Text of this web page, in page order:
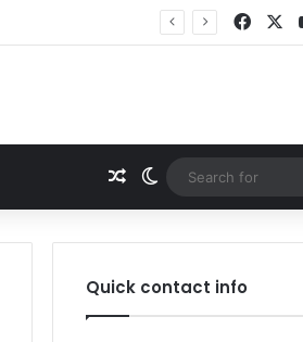
Quick contact info